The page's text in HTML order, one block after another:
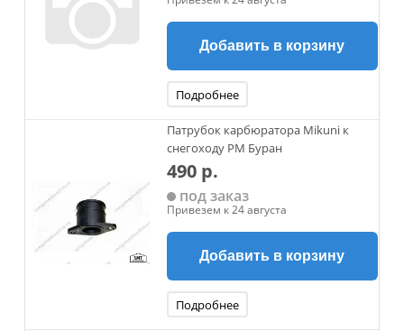
Добавить в корзину
Подробнее
Патрубок карбюратора Mikuni к
снегоходу РМ Буран
490 р.
под заказ
Привезем к 24 августа
Добавить в корзину
Подробнее